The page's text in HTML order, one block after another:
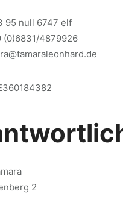
95 null 6747 elf
(0)6831/4879926
2